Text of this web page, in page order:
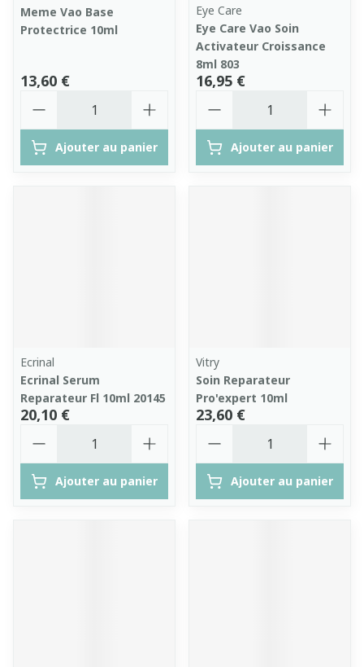
Meme Vao Base
Protectrice 10ml
13,60 €
Ajouter au panier
Eye Care
Eye Care Vao Soin
Activateur Croissance
8ml 803
16,95 €
Ajouter au panier
Ecrinal
Ecrinal Serum
Reparateur Fl 10ml 20145
20,10 €
Ajouter au panier
Vitry
Soin Reparateur
Pro'expert 10ml
23,60 €
Ajouter au panier